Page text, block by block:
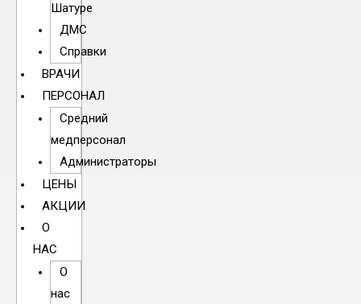
Шатуре
ДМС
Справки
ВРАЧИ
ПЕРСОНАЛ
Средний
медперсонал
Администраторы
ЦЕНЫ
АКЦИИ
О
НАС
О
нас